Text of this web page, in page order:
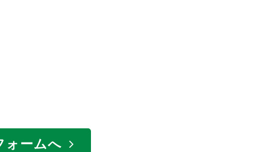
ォームへ